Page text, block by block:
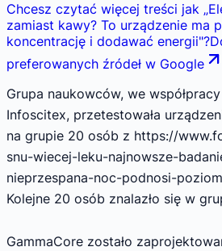
Chcesz czytać więcej treści jak „
zamiast kawy? To urządzenie ma
koncentrację i dodawać energii"?
preferowanych źródeł w Google
Grupa naukowców, we
Infoscitex, przetestowała
na grupie 20 osób z https://
snu-wiecej-leku-najnowsze-
nieprzespana-noc-podnosi-
Kolejne 20 osób znalazło się w
GammaCore zostało